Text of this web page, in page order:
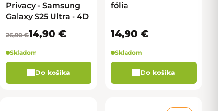
Privacy - Samsung
Galaxy S25 Ultra - 4D
26,90 €14,90 €
Skladom
Do košíka
fólia
14,90 €
Skladom
Do košíka